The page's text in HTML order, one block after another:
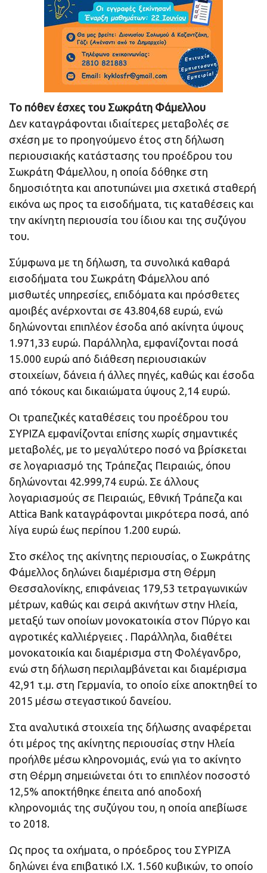
Το πόθεν έσχες του Σωκράτη Φάμελλου
Δεν καταγράφονται ιδιαίτερες μεταβολές σε
σχέση με το προηγούμενο έτος στη δήλωση
περιουσιακής κατάστασης του προέδρου του
Σωκράτη Φάμελλου, η οποία δόθηκε στη
δημοσιότητα και αποτυπώνει μια σχετικά σταθερή
εικόνα ως προς τα εισοδήματα, τις καταθέσεις και
την ακίνητη περιουσία του ίδιου και της συζύγου
του.
Σύμφωνα με τη δήλωση, τα συνολικά καθαρά
εισοδήματα του Σωκράτη Φάμελλου από
μισθωτές υπηρεσίες, επιδόματα και πρόσθετες
αμοιβές ανέρχονται σε 43.804,68 ευρώ, ενώ
δηλώνονται επιπλέον έσοδα από ακίνητα ύψους
1.971,33 ευρώ. Παράλληλα, εμφανίζονται ποσά
15.000 ευρώ από διάθεση περιουσιακών
στοιχείων, δάνεια ή άλλες πηγές, καθώς και έσοδα
από τόκους και δικαιώματα ύψους 2,14 ευρώ.
Οι τραπεζικές καταθέσεις του προέδρου του
ΣΥΡΙΖΑ εμφανίζονται επίσης χωρίς σημαντικές
μεταβολές, με το μεγαλύτερο ποσό να βρίσκεται
σε λογαριασμό της Τράπεζας Πειραιώς, όπου
δηλώνονται 42.999,74 ευρώ. Σε άλλους
λογαριασμούς σε Πειραιώς, Εθνική Τράπεζα και
Attica Bank καταγράφονται μικρότερα ποσά, από
λίγα ευρώ έως περίπου 1.200 ευρώ.
Στο σκέλος της ακίνητης περιουσίας, ο Σωκράτης
Φάμελλος δηλώνει διαμέρισμα στη Θέρμη
Θεσσαλονίκης, επιφάνειας 179,53 τετραγωνικών
μέτρων, καθώς και σειρά ακινήτων στην Ηλεία,
μεταξύ των οποίων μονοκατοικία στον Πύργο και
αγροτικές καλλιέργειες . Παράλληλα, διαθέτει
μονοκατοικία και διαμέρισμα στη Φολέγανδρο,
ενώ στη δήλωση περιλαμβάνεται και διαμέρισμα
42,91 τ.μ. στη Γερμανία, το οποίο είχε αποκτηθεί το
2015 μέσω στεγαστικού δανείου.
Στα αναλυτικά στοιχεία της δήλωσης αναφέρεται
ότι μέρος της ακίνητης περιουσίας στην Ηλεία
προήλθε μέσω κληρονομιάς, ενώ για το ακίνητο
στη Θέρμη σημειώνεται ότι το επιπλέον ποσοστό
12,5% αποκτήθηκε έπειτα από αποδοχή
κληρονομιάς της συζύγου του, η οποία απεβίωσε
το 2018.
Ως προς τα οχήματα, ο πρόεδρος του ΣΥΡΙΖΑ
δηλώνει ένα επιβατικό Ι.Χ. 1.560 κυβικών, το οποίο